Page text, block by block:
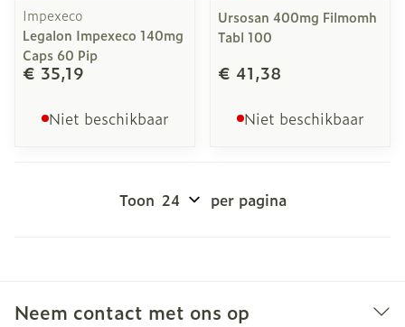
Impexeco
Legalon Impexeco 140mg
Caps 60 Pip
€ 35,19
Niet beschikbaar
Ursosan 400mg Filmomh
Tabl 100
€ 41,38
Niet beschikbaar
Toon per pagina
Neem contact met ons op